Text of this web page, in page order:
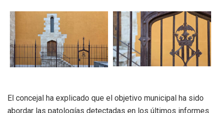
El concejal ha explicado que el objetivo municipal ha sido
abordar las patologías detectadas en los últimos informes